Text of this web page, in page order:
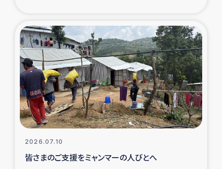
2026.07.10
皆さまのご支援をミャンマーの人びとへ